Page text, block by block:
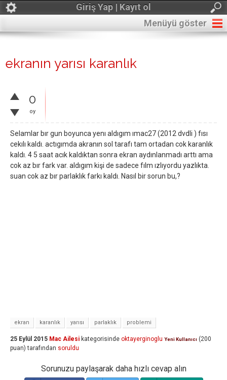
Giriş Yap | Kayıt ol
Menüyü göster
ekranın yarısı karanlık
0
oy
Selamlar bır gun boyunca yenı aldıgım ımac27 (2012 dvdli ) fısı
cekılı kaldı. actıgımda akranın sol tarafı tam ortadan cok karanlık
kaldı. 4 5 saat acık kaldıktan sonra ekran aydınlanmadı arttı ama
cok az bır fark var. aldıgım kişi de sadece fılm ızlıyordu yazlıkta.
suan cok az bır parlaklık farkı kaldı. Nasıl bir sorun bu,?
ekran karanlık yarısı parlaklık problemi
25 Eylül 2015 Mac Ailesi kategorisinde oktayerginoglu Yeni Kullanıcı (200
puan) tarafından soruldu
Sorunuzu paylaşarak daha hızlı cevap alın